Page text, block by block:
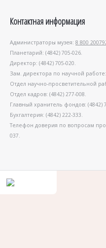
Контактная информация
Администраторы музея: 8 800
Планетарий: (4842) 705-026.
Директор: (4842) 705-020.
Зам. директора по научной работе:
Отдел научно-просветительной
Отдел кадров: (4842) 277-008.
Главный хранитель фондов: (4842)
Бухгалтерия: (4842) 222-333.
Телефон доверия по вопросам
037.